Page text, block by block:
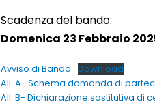
Scadenza del bando:
Domenica 23 Febbraio
Avviso di Bando
Download
All. A- Schema domanda di
All. B- Dichiarazione sostitutiva di